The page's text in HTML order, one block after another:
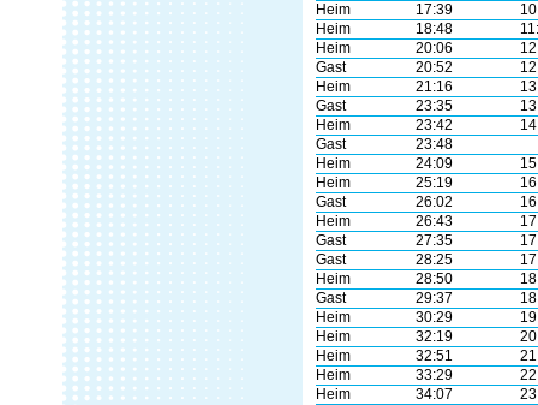
Heim
17:39
Heim
18:48
Heim
20:06
Gast
20:52
Heim
21:16
Gast
23:35
Heim
23:42
Gast
23:48
Heim
24:09
Heim
25:19
Gast
26:02
Heim
26:43
Gast
27:35
Gast
28:25
Heim
28:50
Gast
29:37
Heim
30:29
Heim
32:19
Heim
32:51
Heim
33:29
Heim
34:07